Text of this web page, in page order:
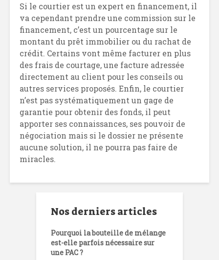
Si le courtier est un expert en financement, il
va cependant prendre une commission sur le
financement, c’est un pourcentage sur le
montant du prêt immobilier ou du rachat de
crédit. Certains vont même facturer en plus
des frais de courtage, une facture adressée
directement au client pour les conseils ou
autres services proposés. Enfin, le courtier
n’est pas systématiquement un gage de
garantie pour obtenir des fonds, il peut
apporter ses connaissances, ses pouvoir de
négociation mais si le dossier ne présente
aucune solution, il ne pourra pas faire de
miracles.
Nos derniers articles
Pourquoi la bouteille de mélange
est-elle parfois nécessaire sur
une PAC ?